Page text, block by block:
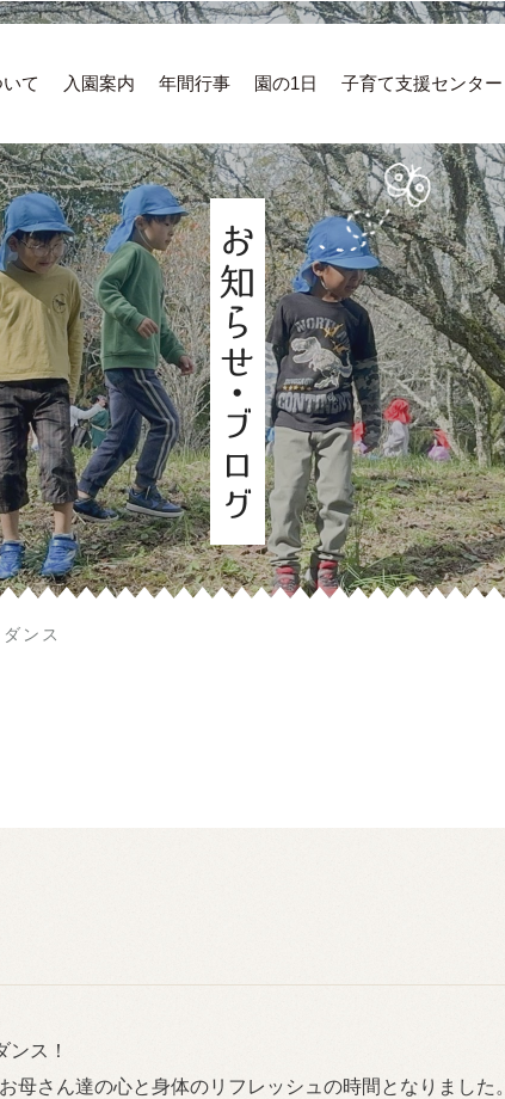
て 入園案内 年間行事 園の1日 子育て支援センター
ンス
ス！
母さん達の心と身体のリフレッシュの時間となりました